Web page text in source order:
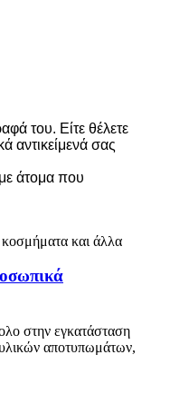
του. Είτε θέλετε
αντικείμενά σας
άτομα που
στην εγκατάσταση
αποτυπωμάτων,